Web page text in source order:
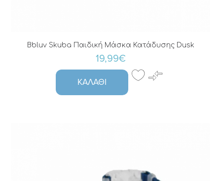
Bbluv Skuba Παιδική Μάσκα Κατάδυσης Dusk
19,99€
ΚΑΛΆΘΙ